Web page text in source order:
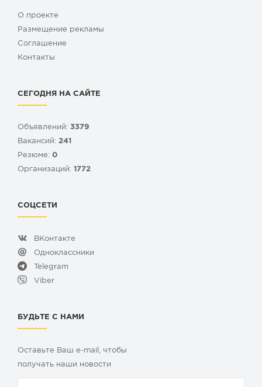
О проекте
Размещение рекламы
Cоглашение
Контакты
СЕГОДНЯ НА САЙТЕ
Объявлений: 3379
Вакансий: 241
Резюме: 0
Организаций: 1772
СОЦСЕТИ
ВКонтакте
Одноклассники
Telegram
Viber
БУДЬТЕ С НАМИ
Оставьте Ваш e-mail, чтобы
получать наши новости